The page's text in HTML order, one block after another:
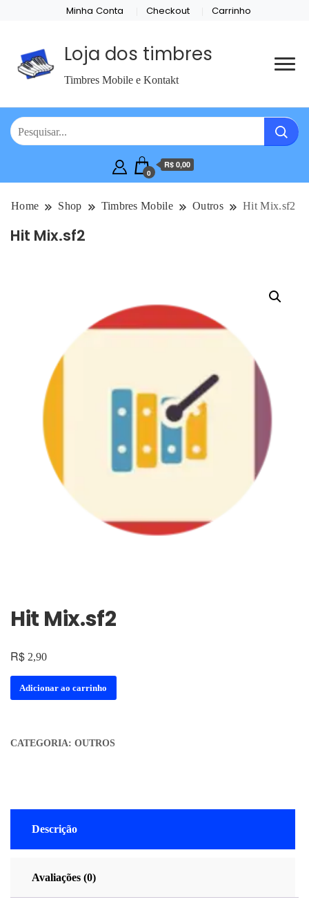
Minha Conta Checkout Carrinho
Loja dos timbres
Timbres Mobile e Kontakt
0
R$ 0,00
Home Shop Timbres Mobile Outros Hit Mix.sf2
Hit Mix.sf2
Hit Mix.sf2
R$ 2,90
Adicionar ao carrinho
CATEGORIA: OUTROS
Descrição
Avaliações (0)